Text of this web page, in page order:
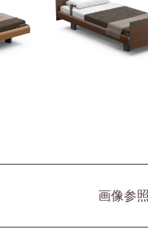
画像参照